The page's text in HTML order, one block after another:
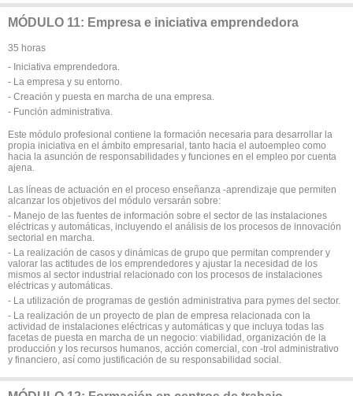
MÓDULO 11: Empresa e iniciativa emprendedora
35 horas
- Iniciativa emprendedora.
- La empresa y su entorno.
- Creación y puesta en marcha de una empresa.
- Función administrativa.
Este módulo profesional contiene la formación necesaria para desarrollar la
propia iniciativa en el ámbito empresarial, tanto hacia el autoempleo como
hacia la asunción de responsabilidades y funciones en el empleo por cuenta
ajena.
Las líneas de actuación en el proceso enseñanza -aprendizaje que permiten
alcanzar los objetivos del módulo versarán sobre:
- Manejo de las fuentes de información sobre el sector de las instalaciones
eléctricas y automáticas, incluyendo el análisis de los procesos de innovación
sectorial en marcha.
- La realización de casos y dinámicas de grupo que permitan comprender y
valorar las actitudes de los emprendedores y ajustar la necesidad de los
mismos al sector industrial relacionado con los procesos de instalaciones
eléctricas y automáticas.
- La utilización de programas de gestión administrativa para pymes del sector.
- La realización de un proyecto de plan de empresa relacionada con la
actividad de instalaciones eléctricas y automáticas y que incluya todas las
facetas de puesta en marcha de un negocio: viabilidad, organización de la
producción y los recursos humanos, acción comercial, con -trol administrativo
y financiero, así como justificación de su responsabilidad social.